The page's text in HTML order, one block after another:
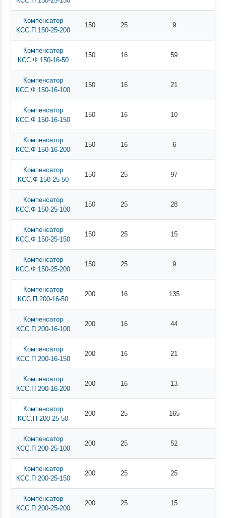
Компенсатор
КСС.П 150-25-200
150 25 9
Компенсатор
КСС.Ф 150-16-50
150 16 59
Компенсатор
КСС.Ф 150-16-100
150 16 21
Компенсатор
КСС.Ф 150-16-150
150 16 10
Компенсатор
КСС.Ф 150-16-200
150 16 6
Компенсатор
КСС.Ф 150-25-50
150 25 97
Компенсатор
КСС.Ф 150-25-100
150 25 28
Компенсатор
КСС.Ф 150-25-150
150 25 15
Компенсатор
КСС.Ф 150-25-200
150 25 9
Компенсатор
КСС.П 200-16-50
200 16 135
Компенсатор
КСС.П 200-16-100
200 16 44
Компенсатор
КСС.П 200-16-150
200 16 21
Компенсатор
КСС.П 200-16-200
200 16 13
Компенсатор
КСС.П 200-25-50
200 25 165
Компенсатор
КСС.П 200-25-100
200 25 52
Компенсатор
КСС.П 200-25-150
200 25 25
Компенсатор
КСС.П 200-25-200
200 25 15